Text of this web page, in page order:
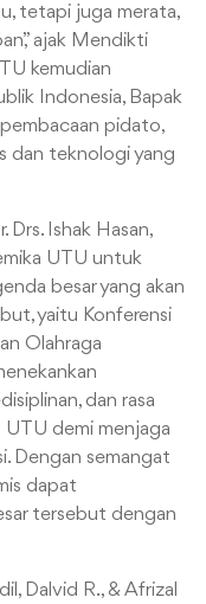
tetapi juga merata,
ajak Mendikti
kemudian
Indonesia, Bapak
pidato,
dan teknologi yang
Drs. Ishak Hasan,
UTU untuk
besar yang akan
yaitu Konferensi
Olahraga
dan rasa
demi menjaga
Dengan semangat
dapat
tersebut dengan
Dalvid R., & Afrizal